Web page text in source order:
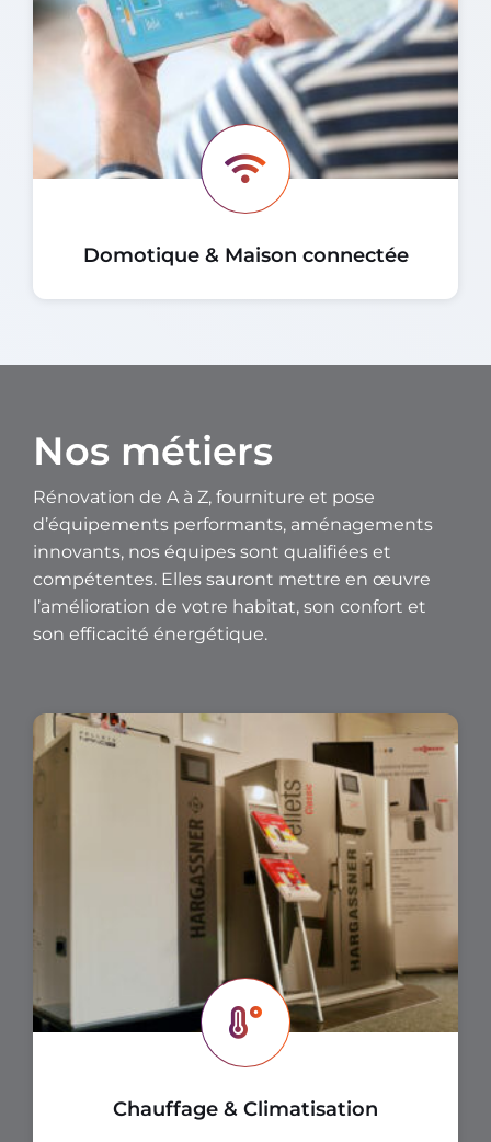
Domotique & Maison connectée
Nos métiers
Rénovation de A à Z, fourniture et pose
d’équipements performants, aménagements
innovants, nos équipes sont qualifiées et
compétentes. Elles sauront mettre en œuvre
l’amélioration de votre habitat, son confort et
son efficacité énergétique.
Chauffage & Climatisation